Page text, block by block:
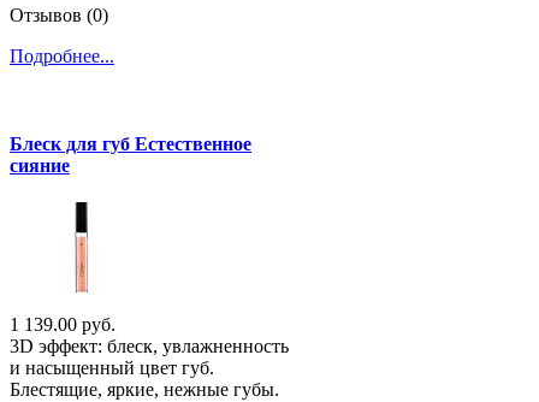
Отзывов (0)
Подробнее...
Блеск для губ Естественное
сияние
1 139.00 руб.
3D эффект: блеск, увлажненность
и насыщенный цвет губ.
Блестящие, яркие, нежные губы.